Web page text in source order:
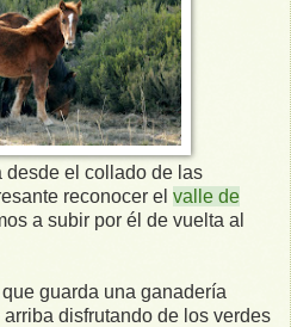
desde el collado de las
reconocer el valle de
a subir por él de vuelta al
guarda una ganadería
disfrutando de los verdes